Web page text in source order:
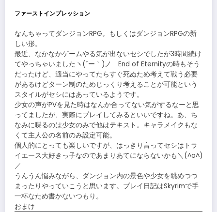
ファーストインプレッション
なんちゃってダンジョンRPG。もしくはダンジョンRPGの新
しい形。
最近、なかなかゲームやる気が出ないセシでしたが3時間続け
てやっちゃいましたヽ(´ー｀)ノ End of Eternityの時もそう
だったけど、適当にやってたらすぐ死ぬため考えて戦う必要
があるけどターン制のためじっくり考えることが可能という
スタイルがセシにはあっているようです。
少女の声がPVを見た時はなんか合ってない気がするなーと思
ってましたが、実際にプレイしてみるといいですね。あ、ち
なみに喋るのは少女のみで他はテキスト。キャラメイクもな
くて主人公の名前のみ設定可能。
個人的にとっても楽しいですが、はっきり言ってセシはトラ
イエース大好きっ子なのであまりあてにならないかも＼(^o^)
／
うんうん悩みながら、ダンジョン内の景色や少女を眺めつつ
まったりやっていこうと思います。プレイ日記はSkyrimで手
一杯なため書かないつもり。
おまけ